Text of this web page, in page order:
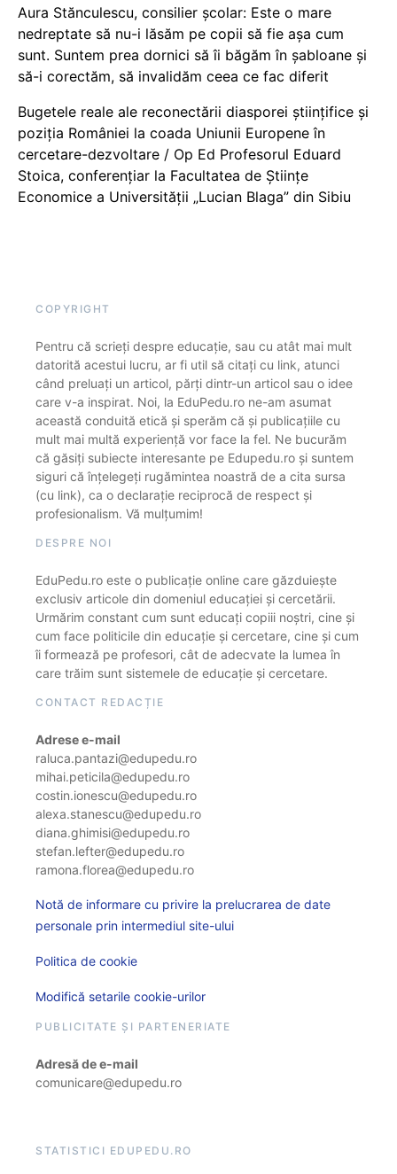
Aura Stănculescu, consilier școlar: Este o mare
nedreptate să nu-i lăsăm pe copii să fie așa cum
sunt. Suntem prea dornici să îi băgăm în șabloane și
să-i corectăm, să invalidăm ceea ce fac diferit
Bugetele reale ale reconectării diasporei științifice și
poziția României la coada Uniunii Europene în
cercetare-dezvoltare / Op Ed Profesorul Eduard
Stoica, conferențiar la Facultatea de Științe
Economice a Universității „Lucian Blaga” din Sibiu
COPYRIGHT
Pentru că scrieți despre educație, sau cu atât mai mult
datorită acestui lucru, ar fi util să citați cu link, atunci
când preluați un articol, părți dintr-un articol sau o idee
care v-a inspirat. Noi, la EduPedu.ro ne-am asumat
această conduită etică și sperăm că și publicațiile cu
mult mai multă experiență vor face la fel. Ne bucurăm
că găsiți subiecte interesante pe Edupedu.ro și suntem
siguri că înțelegeți rugămintea noastră de a cita sursa
(cu link), ca o declarație reciprocă de respect și
profesionalism. Vă mulțumim!
DESPRE NOI
EduPedu.ro este o publicație online care găzduiește
exclusiv articole din domeniul educației și cercetării.
Urmărim constant cum sunt educați copiii noștri, cine și
cum face politicile din educație și cercetare, cine și cum
îi formează pe profesori, cât de adecvate la lumea în
care trăim sunt sistemele de educație și cercetare.
CONTACT REDACȚIE
Adrese e-mail
raluca.pantazi@edupedu.ro
mihai.peticila@edupedu.ro
costin.ionescu@edupedu.ro
alexa.stanescu@edupedu.ro
diana.ghimisi@edupedu.ro
stefan.lefter@edupedu.ro
ramona.florea@edupedu.ro
Notă de informare cu privire la prelucrarea de date
personale prin intermediul site-ului
Politica de cookie
Modifică setarile cookie-urilor
PUBLICITATE ȘI PARTENERIATE
Adresă de e-mail
comunicare@edupedu.ro
STATISTICI EDUPEDU.RO